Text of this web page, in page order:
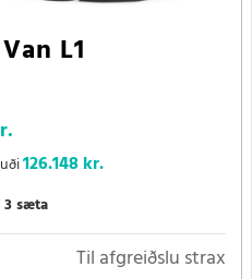
L1
126.148 kr.
3 sæta
Til afgreiðslu strax